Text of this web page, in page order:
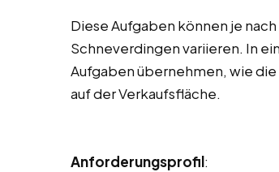
Diese Aufgaben können je
Schneverdingen variieren. In
Aufgaben übernehmen, wie
auf der Verkaufsfläche.
Anforderungsprofil: